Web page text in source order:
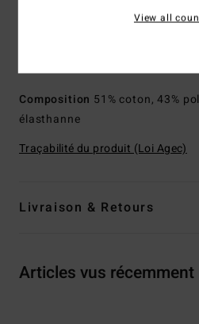
Poches : poche arrière plaquée
Composition 51% coton, 43%
élasthanne
Traçabilité du produit (Loi Agec)
Livraison & Retours
Articles vus récemment
View all